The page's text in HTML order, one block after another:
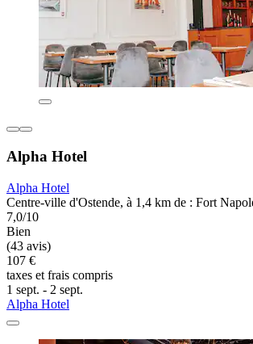
Alpha Hotel
Alpha Hotel
Centre-ville d'Ostende, à 1,4 km de : Fort
7,0/10
Bien
(43 avis)
107 €
taxes et frais compris
1 sept. - 2 sept.
Alpha Hotel